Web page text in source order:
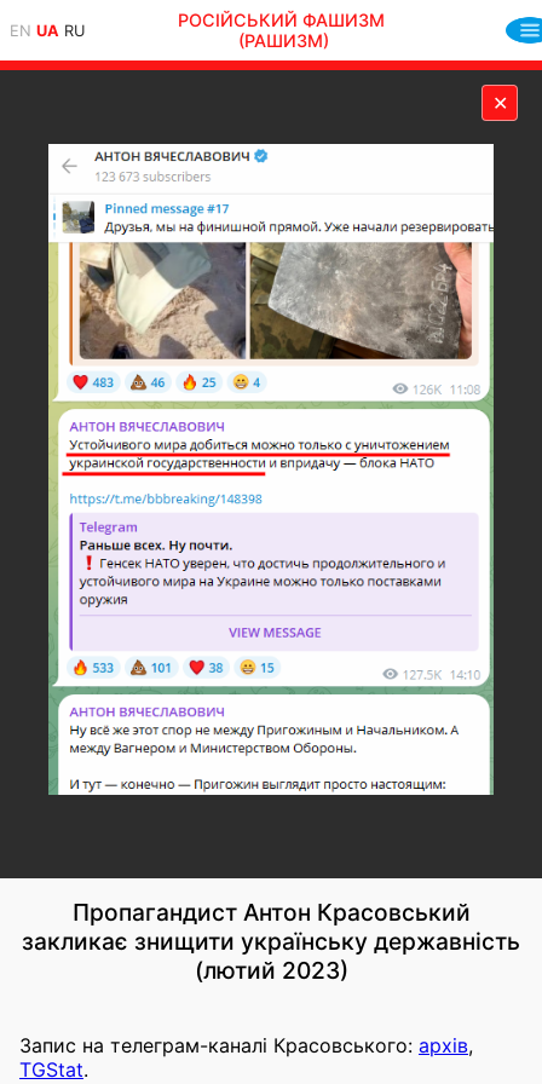
EN UA RU
РОСІЙСЬКИЙ ФАШИЗМ
(РАШИЗМ)
✕
Пропагандист Антон Красовський
закликає знищити українську державність
(лютий 2023)
Запис на телеграм-каналі Красовського: архів,
TGStat.